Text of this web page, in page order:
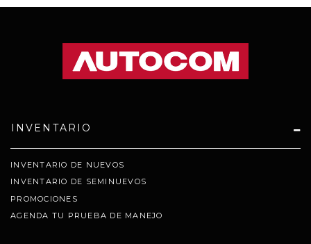
INVENTARIO
INVENTARIO DE NUEVOS
INVENTARIO DE SEMINUEVOS
PROMOCIONES
AGENDA TU PRUEBA DE MANEJO